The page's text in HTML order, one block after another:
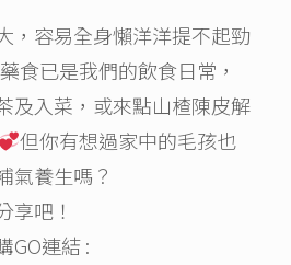
，容易全身懶洋洋提不起勁
食已是我們的飲食日常，
及入菜，或來點山楂陳皮解
但你有想過家中的毛孩也
氣養生嗎？
享吧！
GO連結 :